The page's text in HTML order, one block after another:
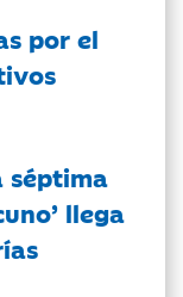
por el
séptima
llega